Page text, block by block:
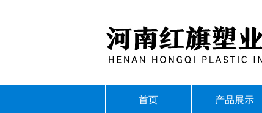
首页 产品展示